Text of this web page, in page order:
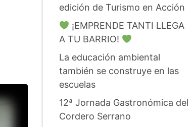
edición de Turismo en Acción
¡EMPRENDE TANTI LLEGA
A TU BARRIO!
La educación ambiental
también se construye en las
escuelas
12ª Jornada Gastronómica del
Cordero Serrano